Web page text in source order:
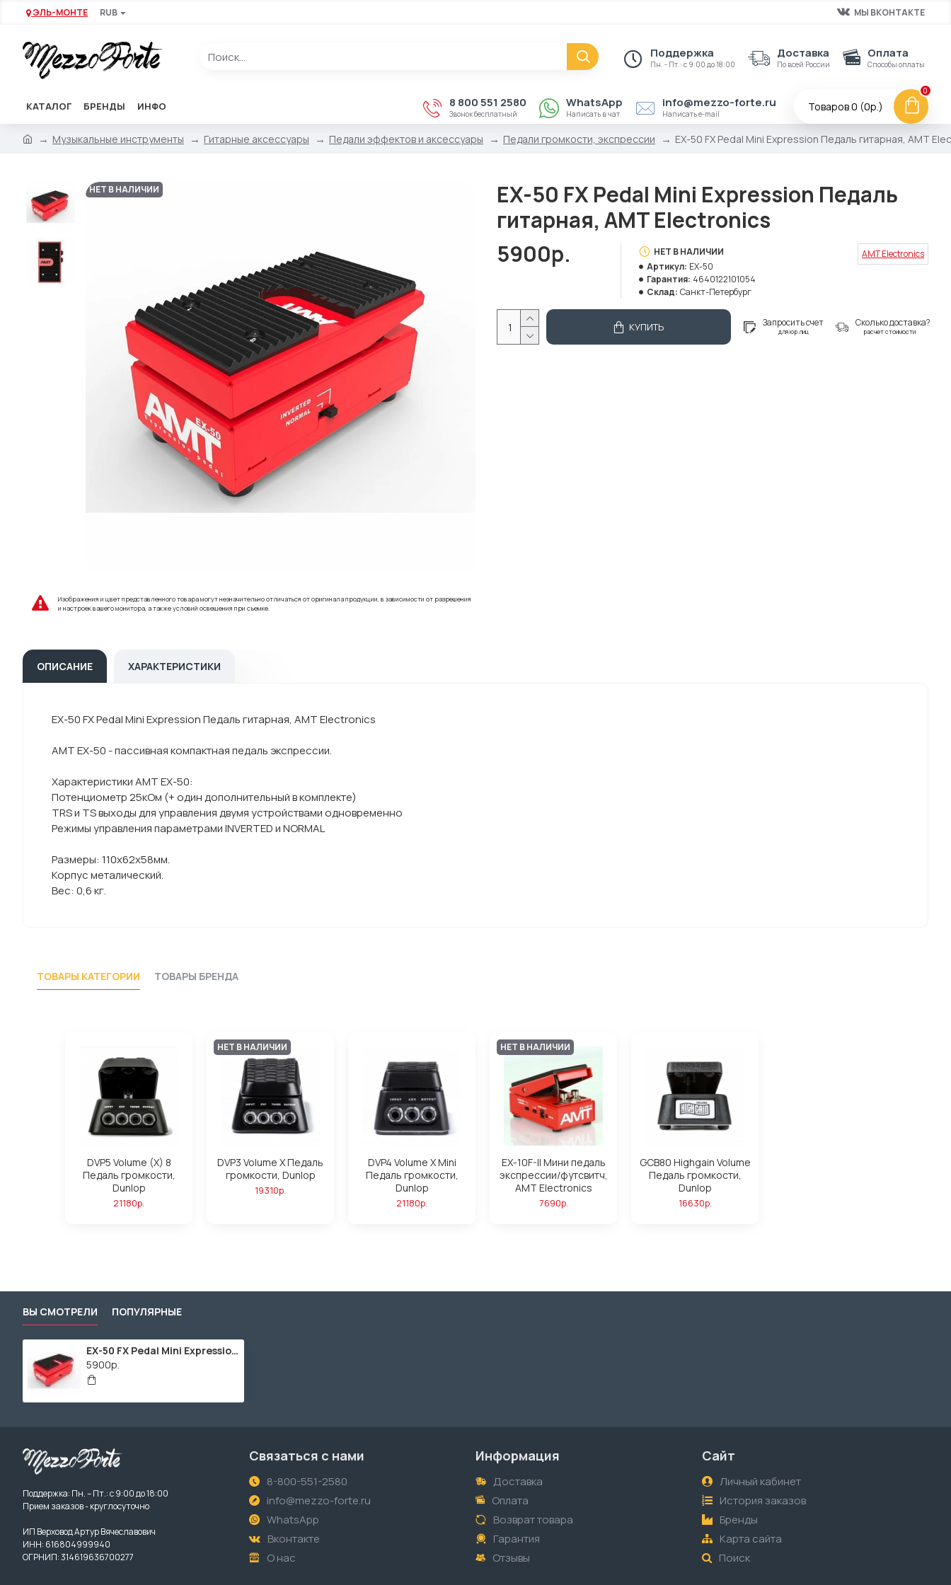
ЭЛЬ-МОНТЕ RUB МЫ ВКОНТАКТЕ
Поддержка
Пн. - Пт.: с 9:00 до 18:00
Доставка
По всей России
Оплата
Способы оплаты
КАТАЛОГ БРЕНДЫ ИНФО 8 800 551 2580
Звонок бесплатный
WhatsApp
Написать в чат
info@mezzo-forte.ru
Написать e-mail
Товаров 0 (0р.)
0
Музыкальные инструменты Гитарные аксессуары Педали эффектов и аксессуары Педали громкости, экспрессии EX-50 FX Pedal Mini Expression Педаль гитарная, AMT
НЕТ В НАЛИЧИИ
Изображения и цвет представленного товара могут незначительно отличаться от оригинала продукции, в зависимости от разрешения
и настроек вашего монитора, а также условий освещения при съемке.
EX-50 FX Pedal Mini Expression Педаль
гитарная, AMT Electronics
5900р.
НЕТ В НАЛИЧИИ
Артикул: EX-50
Гарантия: 4640122101054
Склад: Санкт-Петербург
AMT Electronics
КУПИТЬ Запросить счет
для юр.лиц
Сколько доставка?
расчет стоимости
ОПИСАНИЕ ХАРАКТЕРИСТИКИ
EX-50 FX Pedal Mini Expression Педаль гитарная, AMT Electronics
AMT EX-50 - пассивная компактная педаль экспрессии.
Характеристики AMT EX-50:
Потенциометр 25кОм (+ один дополнительный в комплекте)
TRS и TS выходы для управления двумя устройствами одновременно
Режимы управления параметрами INVERTED и NORMAL
Размеры: 110x62x58мм.
Корпус металический.
Вес: 0,6 кг.
ТОВАРЫ КАТЕГОРИИ ТОВАРЫ БРЕНДА
DVP5 Volume (X) 8
Педаль громкости,
Dunlop
21180р.
НЕТ В НАЛИЧИИ
DVP3 Volume X Педаль
громкости, Dunlop
19310р.
DVP4 Volume X Mini
Педаль громкости,
Dunlop
21180р.
НЕТ В НАЛИЧИИ
EX-10F-II Мини педаль
экспрессии/футсвитч,
AMT Electronics
7690р.
GCB80 Highgain Volume
Педаль громкости,
Dunlop
16630р.
ВЫ СМОТРЕЛИ ПОПУЛЯРНЫЕ
EX-50 FX Pedal Mini Expression Педаль гитарная, AMT Electronics
5900р.
Поддержка: Пн. – Пт.: с 9:00 до 18:00
Прием заказов - круглосуточно
ИП Верховод Артур Вячеславович
ИНН: 616804999940
ОГРНИП: 314619636700277
Связаться с нами
8-800-551-2580
info@mezzo-forte.ru
WhatsApp
Вконтакте
О нас
Информация
Доставка
Оплата
Возврат товара
Гарантия
Отзывы
Сайт
Личный кабинет
История заказов
Бренды
Карта сайта
Поиск